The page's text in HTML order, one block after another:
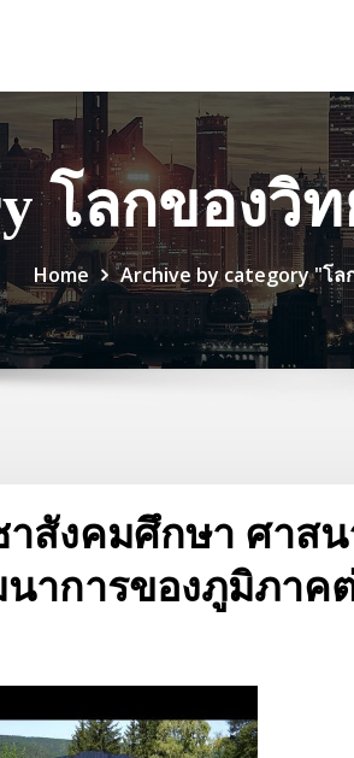
โลกของวิ
Home Archive by category "โล
สังคมศึกษา ศาส
าการของภูมิภาค